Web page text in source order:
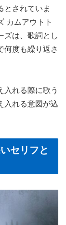
とされていま
カムアウトト
ズは、歌詞とし
何度も繰り返さ
入れる際に歌う
入れる意図が込
セリフと